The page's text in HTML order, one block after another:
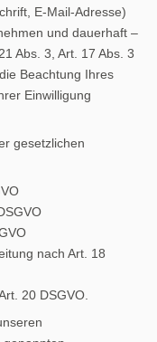
E-Mail-Adresse)
und dauerhaft –
Abs. 3, Art. 17 Abs. 3
Beachtung Ihres
Einwilligung
gesetzlichen
nach Art. 18
20 DSGVO.